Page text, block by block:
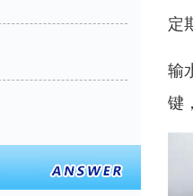
定
输
键